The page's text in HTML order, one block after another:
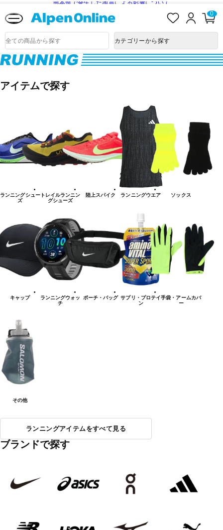
熊本県で発生した地震による影響について
入
ロ
ン
0
品
検
索
カテゴリーから探す
ン
シ
ュ
ー
アイテムで探す
ランニングシュー
ズ
トレイルランニン
グシューズ
陸上スパイク ランニングウエア ソックス
キャップ
ランニングウォッ
チ
ポーチ・バッグ サプリ・プロテイ
ン
手袋・アームカバ
ー
その他
ランニングアイテムをすべて見る
ブランドで探す